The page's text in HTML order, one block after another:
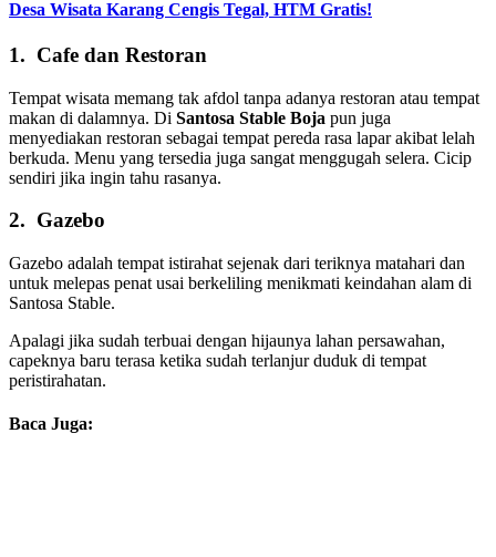
Desa Wisata Karang Cengis Tegal, HTM Gratis!
1. Cafe dan Restoran
Tempat wisata memang tak afdol tanpa adanya restoran atau tempat
makan di dalamnya. Di Santosa Stable Boja pun juga
menyediakan restoran sebagai tempat pereda rasa lapar akibat lelah
berkuda. Menu yang tersedia juga sangat menggugah selera. Cicip
sendiri jika ingin tahu rasanya.
2. Gazebo
Gazebo adalah tempat istirahat sejenak dari teriknya matahari dan
untuk melepas penat usai berkeliling menikmati keindahan alam di
Santosa Stable.
Apalagi jika sudah terbuai dengan hijaunya lahan persawahan,
capeknya baru terasa ketika sudah terlanjur duduk di tempat
peristirahatan.
Baca Juga: